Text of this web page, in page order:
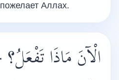
Аллах.
الْآنَ مَاذَا